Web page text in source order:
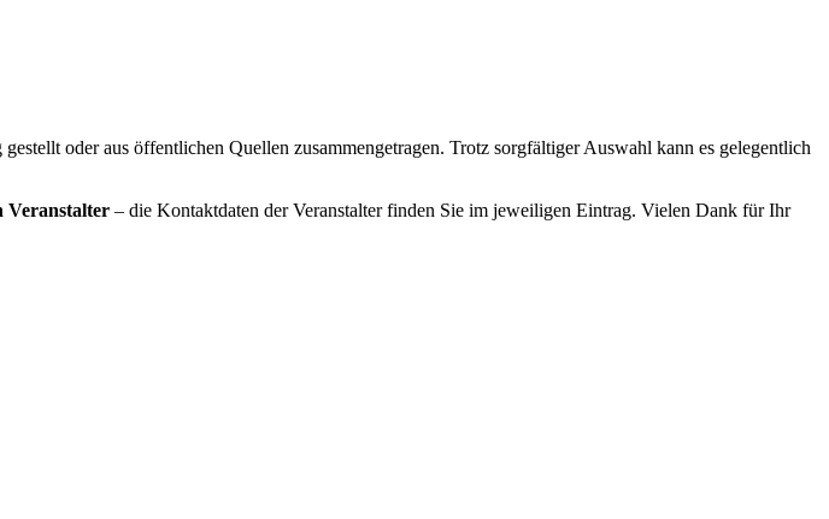
oder aus öffentlichen Quellen zusammengetragen. Trotz sorgfältiger Auswahl kann es gelegentlich
Veranstalter – die Kontaktdaten der Veranstalter finden Sie im jeweiligen Eintrag. Vielen Dank für Ihr